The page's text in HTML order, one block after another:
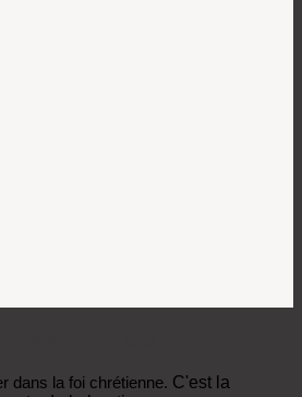
dans la foi chrétienne. C'est la